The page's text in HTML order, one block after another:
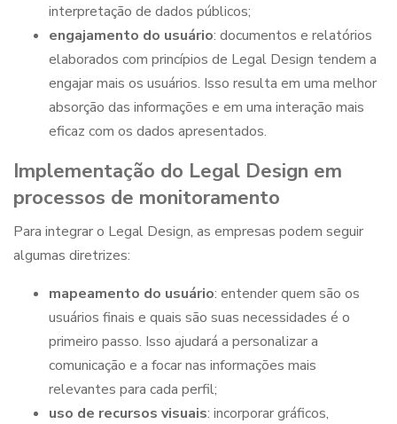
interpretação de dados públicos;
engajamento do usuário: documentos e relatórios
elaborados com princípios de Legal Design tendem a
engajar mais os usuários. Isso resulta em uma melhor
absorção das informações e em uma interação mais
eficaz com os dados apresentados.
Implementação do Legal Design em
processos de monitoramento
Para integrar o Legal Design, as empresas podem seguir
algumas diretrizes:
mapeamento do usuário: entender quem são os
usuários finais e quais são suas necessidades é o
primeiro passo. Isso ajudará a personalizar a
comunicação e a focar nas informações mais
relevantes para cada perfil;
uso de recursos visuais: incorporar gráficos,